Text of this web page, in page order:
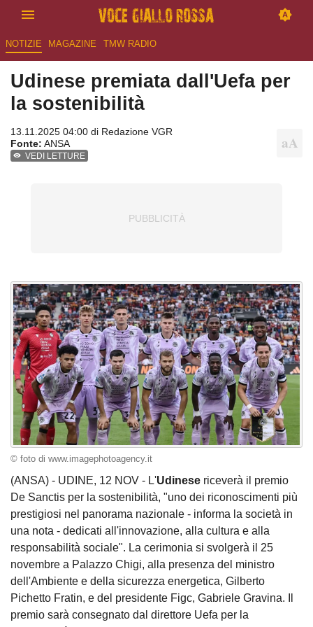
NOTIZIE MAGAZINE TMW RADIO
Udinese premiata dall'Uefa per
la sostenibilità
13.11.2025 04:00 di Redazione VGR
Fonte: ANSA
VEDI LETTURE
© foto di www.imagephotoagency.it
(ANSA) - UDINE, 12 NOV - L'Udinese riceverà il premio
De Sanctis per la sostenibilità, "uno dei riconoscimenti più
prestigiosi nel panorama nazionale - informa la società in
una nota - dedicati all'innovazione, alla cultura e alla
responsabilità sociale". La cerimonia si svolgerà il 25
novembre a Palazzo Chigi, alla presenza del ministro
dell'Ambiente e della sicurezza energetica, Gilberto
Pichetto Fratin, e del presidente Figc, Gabriele Gravina. Il
premio sarà consegnato dal direttore Uefa per la